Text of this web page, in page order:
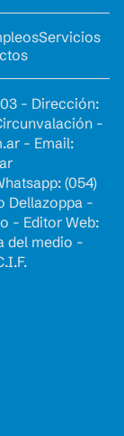
Servicios
- Dirección:
-
- Email:
(054)
Dellazoppa -
- Editor Web:
del medio -